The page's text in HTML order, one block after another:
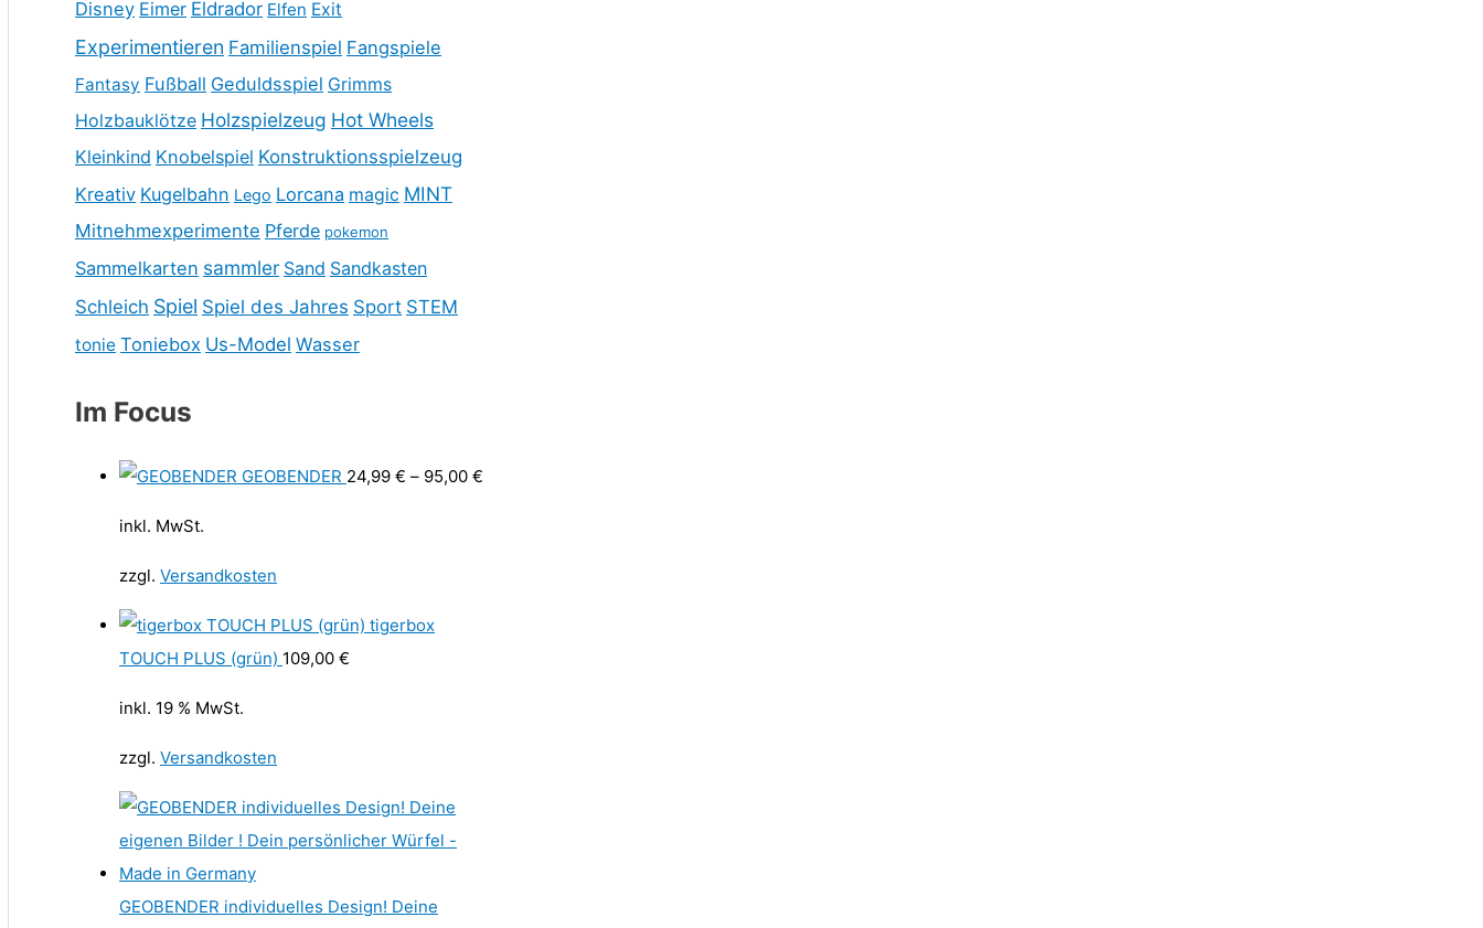
Disney Eimer Eldrador Elfen Exit
Experimentieren Familienspiel Fangspiele
Fantasy Fußball Geduldsspiel Grimms
Holzbauklötze Holzspielzeug Hot Wheels
Kleinkind Knobelspiel Konstruktionsspielzeug
Kreativ Kugelbahn Lego Lorcana magic MINT
Mitnehmexperimente Pferde pokemon
Sammelkarten sammler Sand Sandkasten
Schleich Spiel Spiel des Jahres Sport STEM
tonie Toniebox Us-Model Wasser
Im Focus
GEOBENDER 24,99 € – 95,00 €
inkl. MwSt.
zzgl. Versandkosten
tigerbox
TOUCH PLUS (grün) 109,00 €
inkl. 19 % MwSt.
zzgl. Versandkosten
GEOBENDER individuelles Design! Deine